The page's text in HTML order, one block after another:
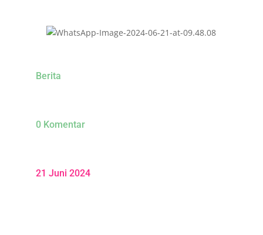
Berita
0 Komentar
21 Juni 2024